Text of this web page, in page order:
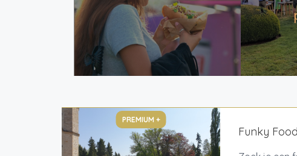
PREMIUM +
Funky